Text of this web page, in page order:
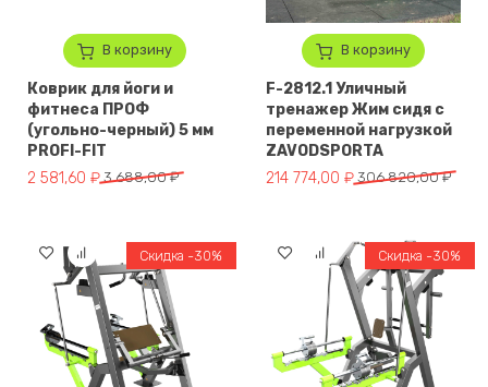
В корзину
Коврик для йоги и
фитнеса ПРОФ
(угольно-черный) 5 мм
PROFI-FIT
3 688,00₽
Первоначальная цена составляла 3 688,00 ₽.
2 581,60 ₽
Текущая цена: 2 581,60 ₽.
В корзину
F-2812.1 Уличный
тренажер Жим сидя с
переменной нагрузкой
ZAVODSPORTA
306 820,00₽
Первоначальная цена
214 774,00 ₽
Текущая цена: 214 774,00 ₽.
Скидка -30% Скидка -30%